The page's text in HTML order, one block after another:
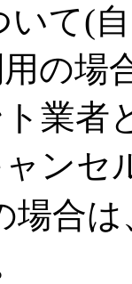
て(
の場
業者
ンセ
合